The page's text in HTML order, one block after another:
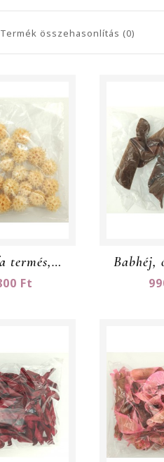
Termék összehasonlítás (0)
Ámbrafa termés, fehér - nagy csomag
Ft